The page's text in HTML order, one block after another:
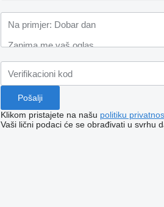
Klikom pristajete na našu politiku
Vaši lični podaci će se obrađivati ​​u svrhu